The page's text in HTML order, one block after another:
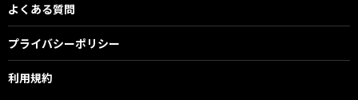
よくある質問
プライバシーポリシー
利用規約